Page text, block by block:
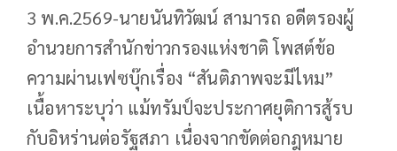
3 พ.ค.2569-นายนันทิวัฒน์ สามารถ อดีตรองผู้
อำนวยการสำนักข่าวกรองแห่งชาติ โพสต์ข้อ
ความผ่านเฟซบุ๊กเรื่อง “สันติภาพจะมีไหม”
เนื้อหาระบุว่า แม้ทรัมป์จะประกาศยุติการสู้รบ
กับอิหร่านต่อรัฐสภา​ เนื่องจากขัดต่อกฎหมาย​